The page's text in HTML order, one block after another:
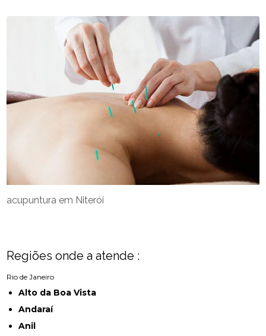
acupuntura em Niterói
Regiões onde a atende :
Rio de Janeiro
Alto da Boa Vista
Andaraí
Anil